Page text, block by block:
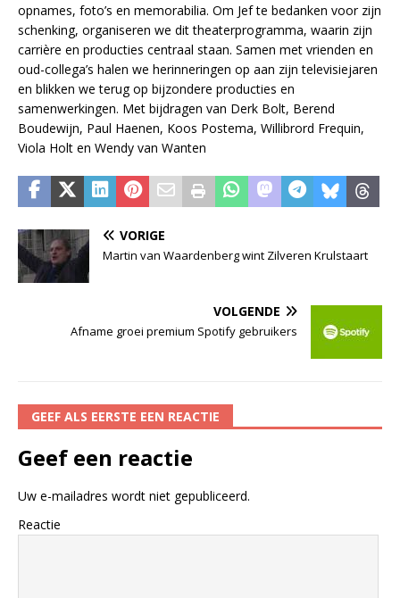
opnames, foto’s en memorabilia. Om Jef te bedanken voor zijn
schenking, organiseren we dit theaterprogramma, waarin zijn
carrière en producties centraal staan. Samen met vrienden en
oud-collega’s halen we herinneringen op aan zijn televisiejaren
en blikken we terug op bijzondere producties en
samenwerkingen. Met bijdragen van Derk Bolt, Berend
Boudewijn, Paul Haenen, Koos Postema, Willibrord Frequin,
Viola Holt en Wendy van Wanten
VORIGE
Martin van Waardenberg wint Zilveren Krulstaart
VOLGENDE
Afname groei premium Spotify gebruikers
GEEF ALS EERSTE EEN REACTIE
Geef een reactie
Uw e-mailadres wordt niet gepubliceerd.
Reactie